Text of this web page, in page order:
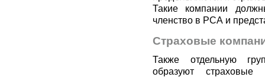
Такие компании
членство в РСА и
Страховые
Также отдельную
образуют страховые